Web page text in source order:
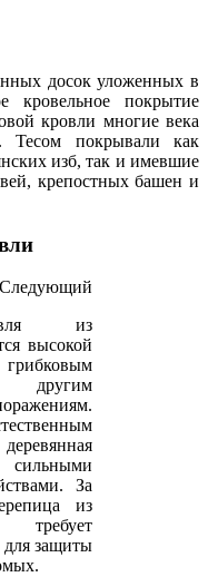
досок уложенных в
кровельное покрытие
кровли многие века
Тесом покрывали как
изб, так и имевшие
крепостных башен и
из
высокой
другим
сильными
За
из
для защиты